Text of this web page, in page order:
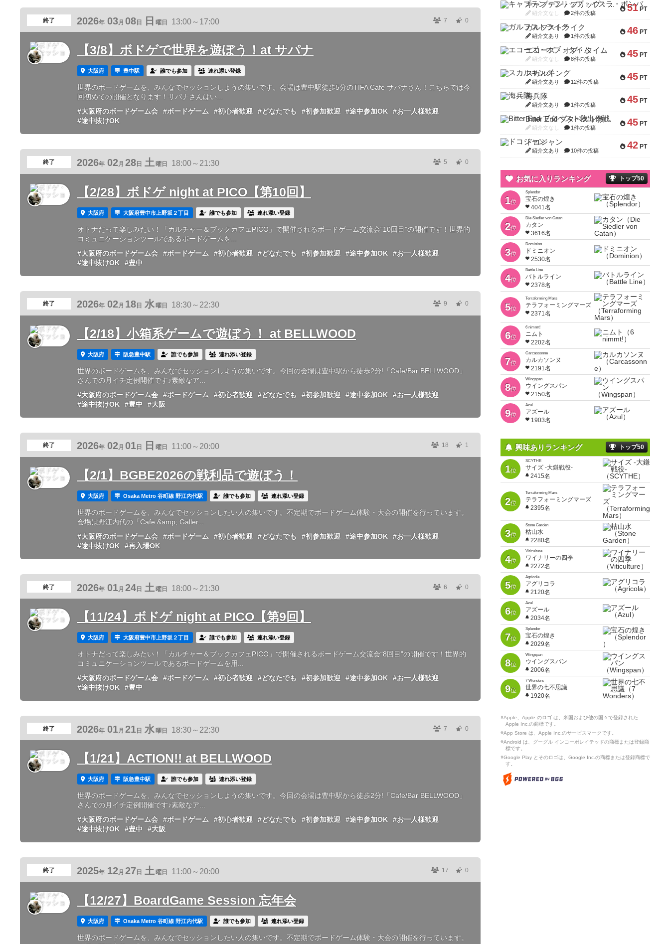
終了 2026年 03月 08日 日 曜日 13:00～17:00 7 0
【3/8】ボドゲで世界を遊ぼう！at サパナ
大阪府 豊中駅 誰でも参加 連れ添い登録
世界のボードゲームを、みんなでセッションしようの集いです。会場は豊中駅徒歩5分のTIFA Cafe サパナさん！こちらでは今
回初めての開催となります！サパナさんはい...
#大阪府のボードゲーム会
#ボードゲーム #初心者歓迎 #どなたでも #初参加歓迎 #途中参加OK
#お一人様歓迎
#途中抜けOK
終了 2026年 02月 28 日 土 曜日 18:00～21:30 5 0
【2/28】ボドゲ night at PICO【第10回】
大阪府 大阪府豊中市上野坂２丁目 誰でも参加 連れ添い登録
オトナだって楽しみたい！「カルチャー＆ブックカフェPICO」で開催されるボードゲーム交流会“10回目”の開催です！世界的
コミュニケーションツールであるボードゲームを...
#大阪府のボードゲーム会
#ボードゲーム #初心者歓迎 #どなたでも #初参加歓迎 #途中参加OK
#お一人様歓迎
#途中抜けOK
#豊中
終了 2026年 02月 18 日 水 曜日 18:30～22:30 9 0
【2/18】小箱系ゲームで遊ぼう！ at BELLWOOD
大阪府 阪急豊中駅 誰でも参加 連れ添い登録
世界のボードゲームを、みんなでセッションしようの集いです。今回の会場は豊中駅から徒歩2分!「Cafe/Bar BELLWOOD」
さんでの月イチ定例開催です♪素敵なア...
#大阪府のボードゲーム会
#ボードゲーム #初心者歓迎 #どなたでも #初参加歓迎 #途中参加OK
#お一人様歓迎
#途中抜けOK
#豊中 #大阪
終了 2026年 02月 01 日 日 曜日 11:00～20:00 18 1
【2/1】BGBE2026の戦利品で遊ぼう！
大阪府 Osaka Metro 谷町線 野江内代駅 誰でも参加 連れ添い登録
世界のボードゲームを、みんなでセッションしたい人の集いです。不定期でボードゲーム体験・大会の開催を行っています。
会場は野江内代の「Cafe &amp; Galler...
#大阪府のボードゲーム会
#ボードゲーム #初心者歓迎 #どなたでも #初参加歓迎 #途中参加OK
#お一人様歓迎
#途中抜けOK
#再入場OK
終了 2026年 01月 24日 土 曜日 18:00～21:30 6 0
【11/24】ボドゲ night at PICO【第9回】
大阪府 大阪府豊中市上野坂２丁目 誰でも参加 連れ添い登録
オトナだって楽しみたい！「カルチャー＆ブックカフェPICO」で開催されるボードゲーム交流会“8回目”の開催です！世界的
コミュニケーションツールであるボードゲームを用...
#大阪府のボードゲーム会
#ボードゲーム #初心者歓迎 #どなたでも #初参加歓迎 #途中参加OK
#お一人様歓迎
#途中抜けOK
#豊中
終了 2026年 01月 21日 水曜日 18:30～22:30 7 0
【1/21】ACTION!! at BELLWOOD
大阪府 阪急豊中駅 誰でも参加 連れ添い登録
世界のボードゲームを、みんなでセッションしようの集いです。今回の会場は豊中駅から徒歩2分!「Cafe/Bar BELLWOOD」
さんでの月イチ定例開催です♪素敵なア...
#大阪府のボードゲーム会
#ボードゲーム #初心者歓迎 #どなたでも #初参加歓迎 #途中参加OK
#お一人様歓迎
#途中抜けOK
#豊中 #大阪
終了 2025年 12月 27 日 土 曜日 11:00～20:00 17 0
【12/27】BoardGame Session 忘年会
大阪府 Osaka Metro 谷町線 野江内代駅 誰でも参加 連れ添い登録
世界のボードゲームを、みんなでセッションしたい人の集いです。不定期でボードゲーム体験・大会の開催を行っています。
51 PT
キャプテン・フリップ：イスラ・ボンバ
紹介文なし 2件の投稿
46 PT
ガルフストライク
紹介文あり 1件の投稿
45 PT
エコーズ・オブ・タイム
紹介文なし 8件の投稿
45 PT
スカルキング
紹介文あり 12件の投稿
45 PT
海兵隊
紹介文あり 1件の投稿
45 PT
Bitter End ブタペスト救出作戦
紹介文なし 1件の投稿
42 PT
ドコジャン
紹介文あり 10件の投稿
お気に入りランキング トップ50
1位
Splendor
宝石の煌き
4041名
2位
Die Siedler von Catan
カタン
3616名
3位
Dominion
ドミニオン
2530名
4位
Battle Line
バトルライン
2378名
5位
Terraforming Mars
テラフォーミングマーズ
2371名
6位
6 nimmt!
ニムト
2202名
7位
Carcassonne
カルカソンヌ
2191名
8位
Wingspan
ウイングスパン
2150名
9位
Azul
アズール
1903名
興味ありランキング トップ50
1位
SCYTHE
サイズ -大鎌戦役-
2415名
2位
Terraforming Mars
テラフォーミングマーズ
2395名
3位
Stone Garden
枯山水
2280名
4位
Viticulture
ワイナリーの四季
2272名
5位
Agricola
アグリコラ
2120名
6位
Azul
アズール
2034名
7位
Splendor
宝石の煌き
2029名
8位
Wingspan
ウイングスパン
2006名
9位
7 Wonders
世界の七不思議
1920名
※Apple、Apple のロゴ は、米国および他の国々で登録された
Apple Inc.の商標です。
※App Store は、Apple Inc.のサービスマークです。
※Android は、グーグル インコーポレイテッドの商標または登録商
標です。
※Google Play とそのロゴは、Google Inc.の商標または登録商標で
す。